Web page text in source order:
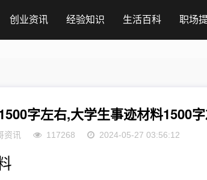
创业资讯 经验知识 生活百科 职场
字左右,大学生事迹材料1500
资讯 117268 2024-05-27 03:56:12